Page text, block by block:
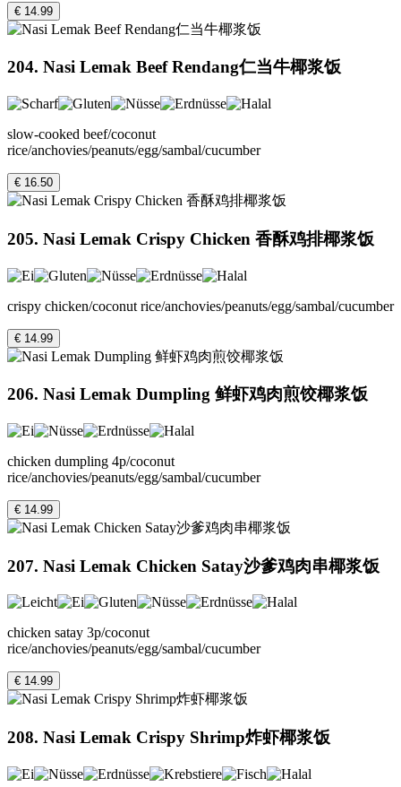
€ 14.99
204. Nasi Lemak Beef Rendang仁当牛椰浆饭
slow-cooked beef/coconut
rice/anchovies/peanuts/egg/sambal/cucumber
€ 16.50
205. Nasi Lemak Crispy Chicken 香酥鸡排椰浆饭
crispy chicken/coconut rice/anchovies/peanuts/egg/sambal/cucumber
€ 14.99
206. Nasi Lemak Dumpling 鲜虾鸡肉煎饺椰浆饭
chicken dumpling 4p/coconut
rice/anchovies/peanuts/egg/sambal/cucumber
€ 14.99
207. Nasi Lemak Chicken Satay沙爹鸡肉串椰浆饭
chicken satay 3p/coconut
rice/anchovies/peanuts/egg/sambal/cucumber
€ 14.99
208. Nasi Lemak Crispy Shrimp炸虾椰浆饭